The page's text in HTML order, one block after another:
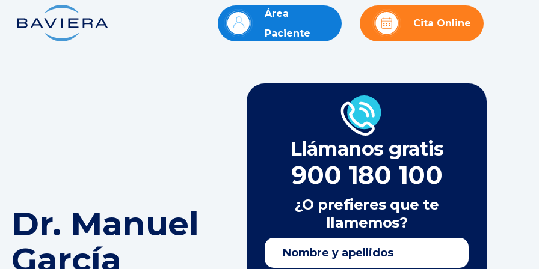
Área
Paciente
Cita Online
Dr. Manuel
García
Llámanos gratis
900 180 100
¿O prefieres que te
llamemos?